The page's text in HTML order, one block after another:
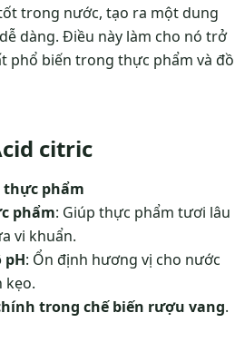
trong nước, tạo ra một dung
dàng. Điều này làm cho nó trở
phổ biến trong thực phẩm và đồ
citric
thực phẩm
phẩm: Giúp thực phẩm tươi lâu
vi khuẩn.
: Ổn định hương vị cho nước
kẹo.
trong chế biến rượu vang.